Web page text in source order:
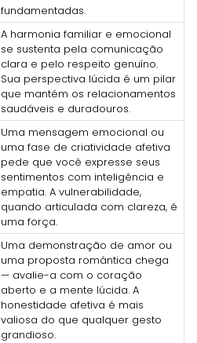
fundamentadas.
A harmonia familiar e emocional
se sustenta pela comunicação
clara e pelo respeito genuíno.
Sua perspectiva lúcida é um pilar
que mantém os relacionamentos
saudáveis e duradouros.
Uma mensagem emocional ou
uma fase de criatividade afetiva
pede que você expresse seus
sentimentos com inteligência e
empatia. A vulnerabilidade,
quando articulada com clareza, é
uma força.
Uma demonstração de amor ou
uma proposta romântica chega
— avalie-a com o coração
aberto e a mente lúcida. A
honestidade afetiva é mais
valiosa do que qualquer gesto
grandioso.